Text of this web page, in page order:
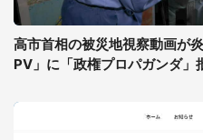
高市首相の被災地視察動画が
PV」に「政権プロパガンダ」